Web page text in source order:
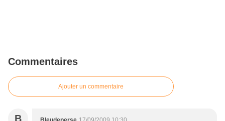
Commentaires
Ajouter un commentaire
B